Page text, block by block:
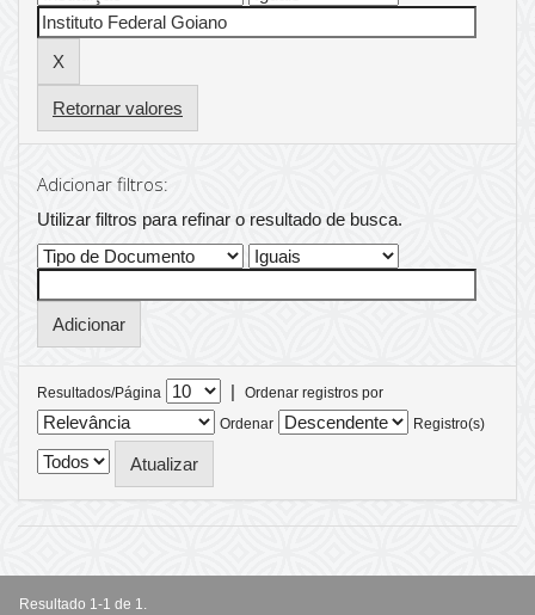
Retornar valores
Adicionar filtros:
Utilizar filtros para refinar o resultado de busca.
Resultados/Página |
Ordenar registros por
Ordenar
Registro(s)
Resultado 1-1 de 1.